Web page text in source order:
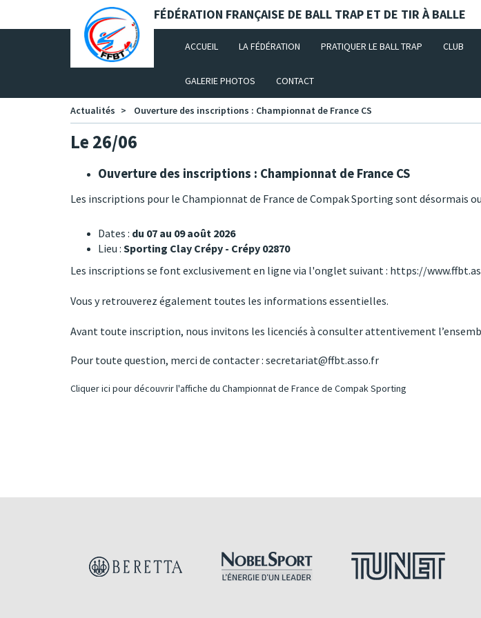
Panneau de gestion des cookies FÉDÉRATION FRANÇAISE DE BALL TRAP ET DE TIR À BALLE
ACCUEIL (CURRENT)
LA FÉDÉRATION PRATIQUER LE BALL TRAP CLUB
GALERIE PHOTOS CONTACT
Actualités Ouverture des inscriptions : Championnat de France CS
Le 26/06
Ouverture des inscriptions : Championnat de France CS
Les inscriptions pour le Championnat de France de Compak Sporting sont désormais
Dates : du 07 au 09 août 2026
Lieu : Sporting Clay Crépy - Crépy 02870
Les inscriptions se font exclusivement en ligne via l'onglet suivant : https://
Vous y retrouverez également toutes les informations essentielles.
Avant toute inscription, nous invitons les licenciés à consulter attentivement
Pour toute question, merci de contacter : secretariat@ffbt.asso.fr
Cliquer ici pour découvrir l'affiche du Championnat de France de Compak Sporting